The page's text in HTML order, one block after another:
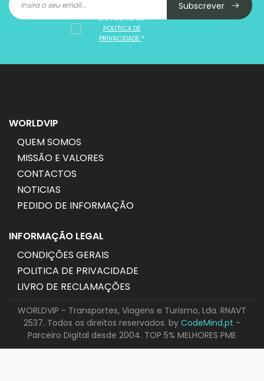
Subscrever
LI E ACEITO OS
POLITICA DE
PRIVACIDADE *
WORLDVIP
QUEM SOMOS
MISSÃO E VALORES
CONTACTOS
NOTICIAS
PEDIDO DE INFORMAÇÃO
INFORMAÇÃO LEGAL
CONDIÇÕES GERAIS
POLITICA DE PRIVACIDADE
LIVRO DE RECLAMAÇÕES
WORLDVIP - Transportes, Viagens e Turismo, Lda. RNAVT
2537. Todos os direitos reservados. by CodeMind.pt -
Parceiro Digital desde 2004. TOP 5% MELHORES PME